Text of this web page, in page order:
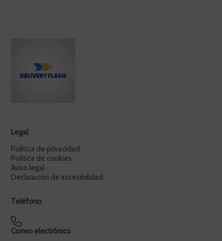
Legal
Política de privacidad
Política de cookies
Aviso legal
Declaración de accesibilidad
Teléfono
Correo electrónico